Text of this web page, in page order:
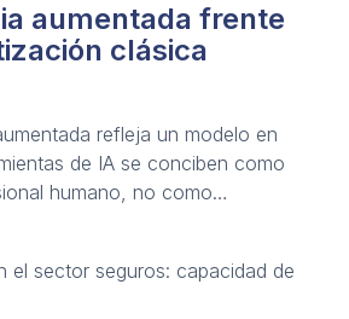
aumentada frente
clásica
refleja un modelo en
de IA se conciben como
humano, no como